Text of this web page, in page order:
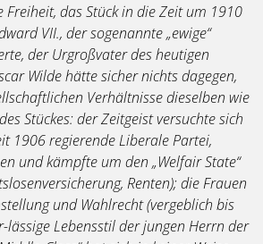
Freiheit, das Stück in die Zeit um 1910
VII., der sogenannte „ewige“
der Urgroßvater des heutigen
Wilde hätte sicher nichts dagegen,
Verhältnisse dieselben wie
Stückes: der Zeitgeist versuchte sich
1906 regierende Liberale Partei,
und kämpfte um den „Welfair State“
Renten); die Frauen
und Wahlrecht (vergeblich bis
lässige Lebensstil der jungen Herrn der